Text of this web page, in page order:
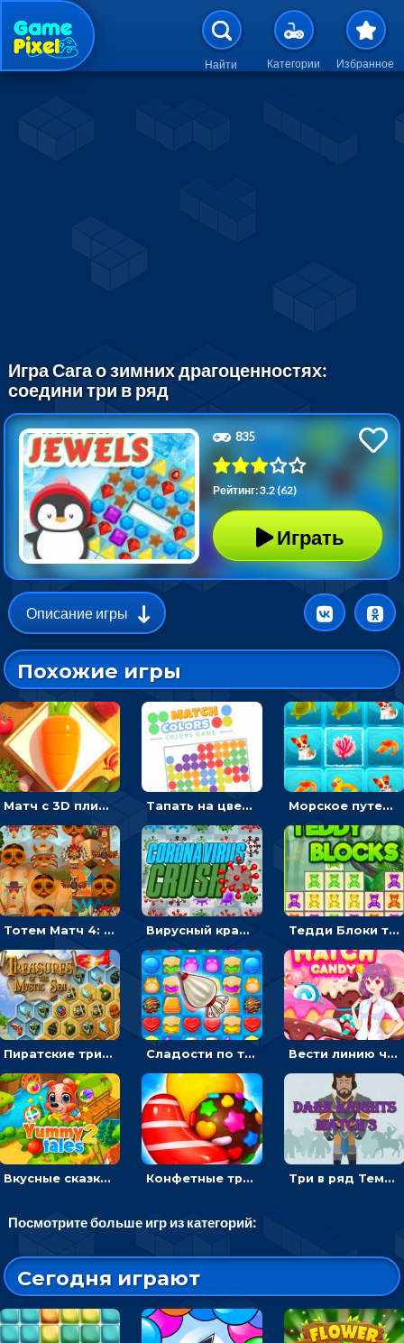
Перейти к основному
Найти Категории Избранное
Игра Сага о зимних драгоценностях:
соедини три в ряд
835
Рейтинг: 3.2 (62)
Играть
Описание игры
Похожие игры
Матч с 3D плитками: раскладывать одинаковые предметы в окошки по три в ряд Тапать на цветные точки, чтобы взрывать одинаковые - три в ряд Морское путешествие: двигай блоки, чтобы соединять одинаковые по три в ря
Тотем Матч 4: двигать символы по три в ряд Вирусный краш: перемещать три в ряд одинаковые вирусы Тедди Блоки три в ряд: кликать и выбивать одинаковых мишек
Пиратские три в ряд: двигать и собирать шестиугольники с сокровищами Сладости по три в ряд: перемещать конфеты, чтобы взорвать линию Вести линию через одинаковые конфеты на время, чтобы зарабатывать звезды - три в ряд
Вкусные сказки 2: переставлять фрукты по три в ряд и кормить животных Конфетные три в ряд: соединять и взрывать одинаковые сладости Три в ряд Темный рыцарь: двигать одинаковых воинов в строй
Посмотрите больше игр из категорий:
Сегодня играют